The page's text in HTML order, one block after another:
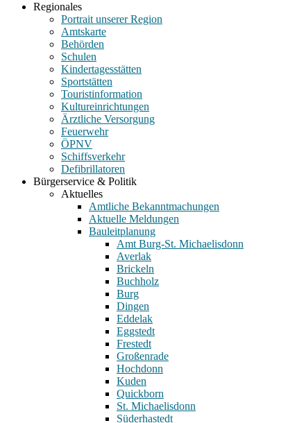
Regionales
Portrait unserer Region
Amtskarte
Behörden
Schulen
Kindertagesstätten
Sportstätten
Touristinformation
Kultureinrichtungen
Ärztliche Versorgung
Feuerwehr
ÖPNV
Schiffsverkehr
Defibrillatoren
Bürgerservice & Politik
Aktuelles
Amtliche Bekanntmachungen
Aktuelle Meldungen
Bauleitplanung
Amt Burg-St. Michaelisdonn
Averlak
Brickeln
Buchholz
Burg
Dingen
Eddelak
Eggstedt
Frestedt
Großenrade
Hochdonn
Kuden
Quickborn
St. Michaelisdonn
Süderhastedt